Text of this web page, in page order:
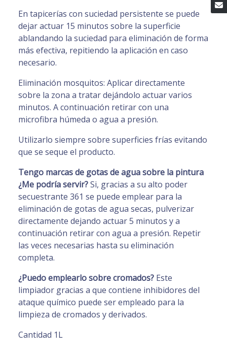
En tapicerías con suciedad persistente se puede
dejar actuar 15 minutos sobre la superficie
ablandando la suciedad para eliminación de forma
más efectiva, repitiendo la aplicación en caso
necesario.
Eliminación mosquitos: Aplicar directamente
sobre la zona a tratar dejándolo actuar varios
minutos. A continuación retirar con una
microfibra húmeda o agua a presión.
Utilizarlo siempre sobre superficies frías evitando
que se seque el producto.
Tengo marcas de gotas de agua sobre la pintura
¿Me podría servir?Si, gracias a su alto poder
secuestrante 361 se puede emplear para la
eliminación de gotas de agua secas, pulverizar
directamente dejando actuar 5 minutos y a
continuación retirar con agua a presión. Repetir
las veces necesarias hasta su eliminación
completa.
¿Puedo emplearlo sobre cromados? Este
limpiador gracias a que contiene inhibidores del
ataque químico puede ser empleado para la
limpieza de cromados y derivados.
Cantidad 1L